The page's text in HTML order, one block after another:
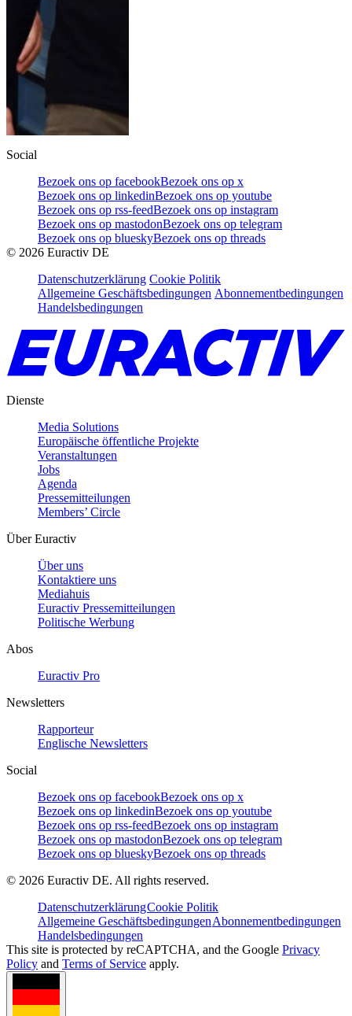
Social
Bezoek ons op facebookBezoek ons op x
Bezoek ons op linkedinBezoek ons op youtube
Bezoek ons op rss-feedBezoek ons op instagram
Bezoek ons op mastodonBezoek ons op telegram
Bezoek ons op blueskyBezoek ons op threads
© 2026 Euractiv DE
Datenschutzerklärung Cookie Politik
Allgemeine Geschäftsbedingungen Abonnementbedingungen
Handelsbedingungen
Dienste
Media Solutions
Europäische öffentliche Projekte
Veranstaltungen
Jobs
Agenda
Pressemitteilungen
Members’ Circle
Über Euractiv
Über uns
Kontaktiere uns
Mediahuis
Euractiv Pressemitteilungen
Politische Werbung
Abos
Euractiv Pro
Newsletters
Rapporteur
Englische Newsletters
Social
Bezoek ons op facebookBezoek ons op x
Bezoek ons op linkedinBezoek ons op youtube
Bezoek ons op rss-feedBezoek ons op instagram
Bezoek ons op mastodonBezoek ons op telegram
Bezoek ons op blueskyBezoek ons op threads
© 2026 Euractiv DE. All rights reserved.
DatenschutzerklärungCookie Politik
Allgemeine GeschäftsbedingungenAbonnementbedingungen
Handelsbedingungen
This site is protected by reCAPTCHA, and the Google Privacy
Policy and Terms of Service apply.